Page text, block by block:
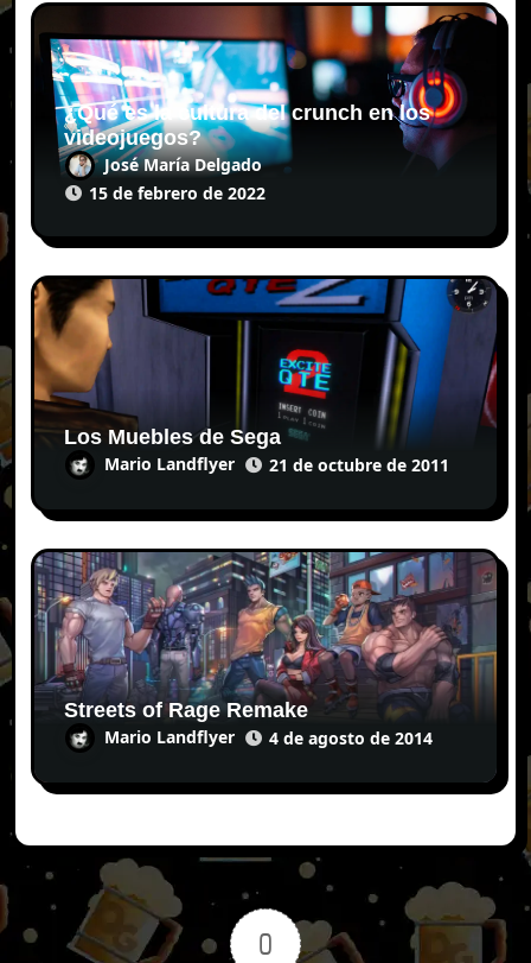
¿Qué es la cultura del crunch en los
videojuegos?
José María Delgado
15 de febrero de 2022
Los Muebles de Sega
Mario Landflyer 21 de octubre de 2011
Streets of Rage Remake
Mario Landflyer 4 de agosto de 2014
0